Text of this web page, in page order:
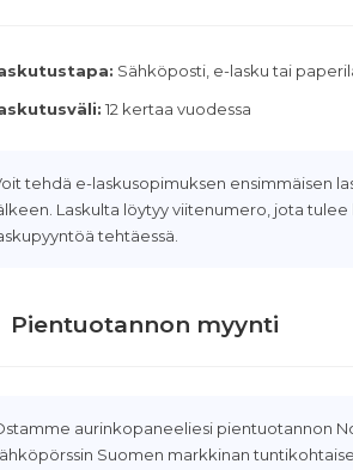
Sähköposti, e-lasku tai
12 kertaa vuodessa
tehdä e-laskusopimuksen ensimmäisen
Laskulta löytyy viitenumero, jota
tehtäessä.
Pientuotannon myynti
aurinkopaneeliesi pientuotannon
Suomen markkinan